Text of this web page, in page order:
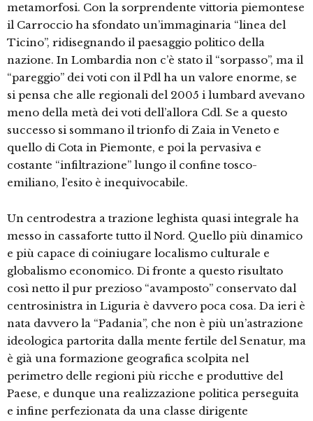
metamorfosi. Con la sorprendente vittoria piemontese
il Carroccio ha sfondato un’immaginaria “linea del
Ticino”, ridisegnando il paesaggio politico della
nazione. In Lombardia non c’è stato il “sorpasso”, ma il
“pareggio” dei voti con il Pdl ha un valore enorme, se
si pensa che alle regionali del 2005 i lumbard avevano
meno della metà dei voti dell’allora Cdl. Se a questo
successo si sommano il trionfo di Zaia in Veneto e
quello di Cota in Piemonte, e poi la pervasiva e
costante “infiltrazione” lungo il confine tosco-
emiliano, l’esito è inequivocabile.
Un centrodestra a trazione leghista quasi integrale ha
messo in cassaforte tutto il Nord. Quello più dinamico
e più capace di coiniugare localismo culturale e
globalismo economico. Di fronte a questo risultato
così netto il pur prezioso “avamposto” conservato dal
centrosinistra in Liguria è davvero poca cosa. Da ieri è
nata davvero la “Padania”, che non è più un’astrazione
ideologica partorita dalla mente fertile del Senatur, ma
è già una formazione geografica scolpita nel
perimetro delle regioni più ricche e produttive del
Paese, e dunque una realizzazione politica perseguita
e infine perfezionata da una classe dirigente